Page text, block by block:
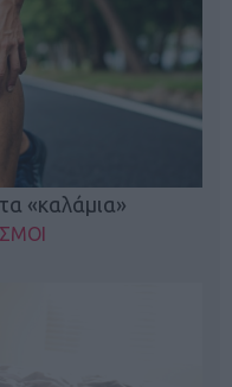
«καλάμια»